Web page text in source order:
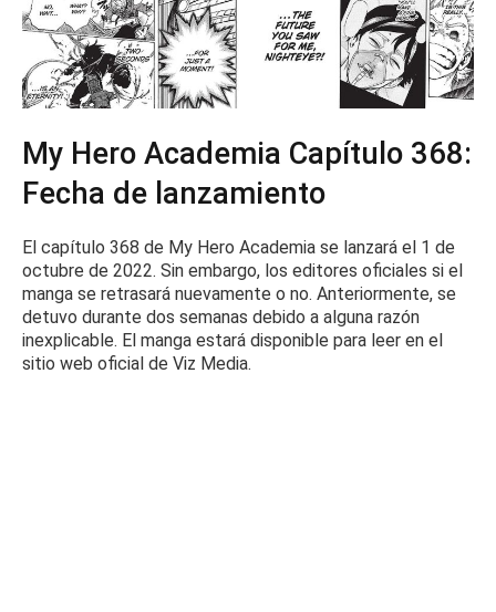
My Hero Academia Capítulo 368:
Fecha de lanzamiento
El capítulo 368 de My Hero Academia se lanzará el 1 de
octubre de 2022. Sin embargo, los editores oficiales si el
manga se retrasará nuevamente o no. Anteriormente, se
detuvo durante dos semanas debido a alguna razón
inexplicable. El manga estará disponible para leer en el
sitio web oficial de Viz Media.